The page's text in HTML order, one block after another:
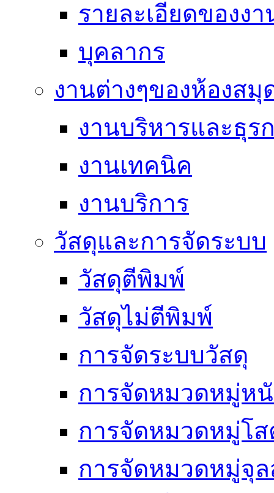
รายละเอียดของง
บุคลากร
งานต่างๆของห้องสมุ
งานบริหารและธุร
งานเทคนิค
งานบริการ
วัสดุและการจัดระบบ
วัสดุตีพิมพ์
วัสดุไม่ตีพิมพ์
การจัดระบบวัสดุ
การจัดหมวดหมู่ห
การจัดหมวดหมู่โ
การจัดหมวดหมู่จุ